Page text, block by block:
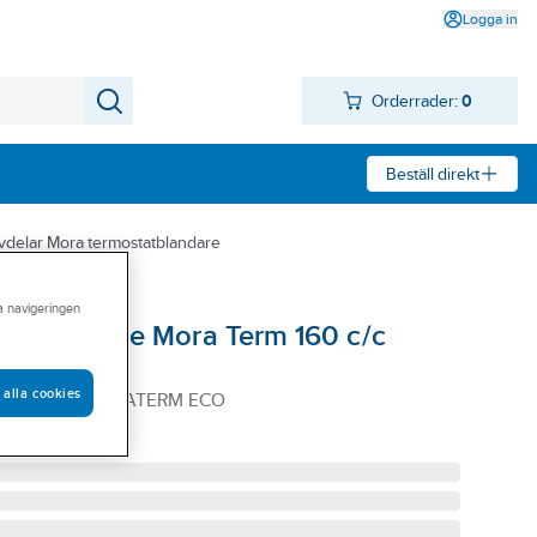
Logga in
Orderrader: 0
Beställ direkt
Mora termostatblandare
blandare Mora Term 160 c/c
AVST MORATERM ECO
navigeringen
alla cookies